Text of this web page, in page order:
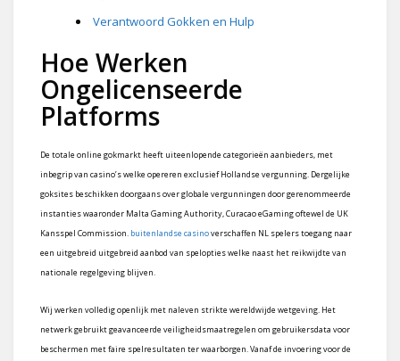
Verantwoord Gokken en Hulp
Hoe Werken
Ongelicenseerde
Platforms
De totale online gokmarkt heeft uiteenlopende categorieën aanbieders, met
inbegrip van casino’s welke opereren exclusief Hollandse vergunning. Dergelijke
goksites beschikken doorgaans over globale vergunningen door gerenommeerde
instanties waaronder Malta Gaming Authority, Curacao eGaming oftewel de UK
Kansspel Commission. buitenlandse casinoverschaffen NL spelers toegang naar
een uitgebreid uitgebreid aanbod van spelopties welke naast het reikwijdte van
nationale regelgeving blijven.
Wij werken volledig openlijk met naleven strikte wereldwijde wetgeving. Het
netwerk gebruikt geavanceerde veiligheidsmaatregelen om gebruikersdata voor
beschermen met faire spelresultaten ter waarborgen. Vanaf de invoering voor de